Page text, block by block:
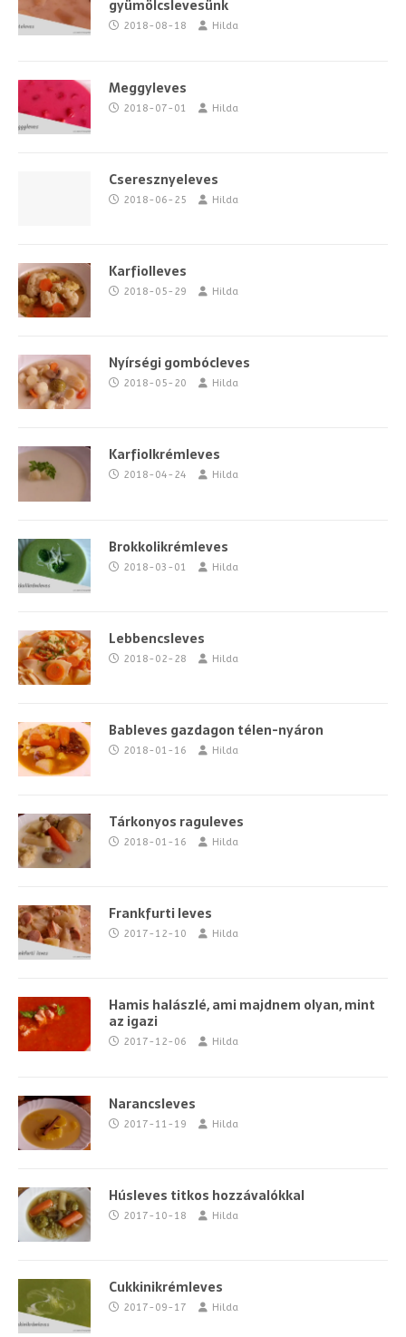
gyümölcslevesünk
2018-08-18 Hilda
Meggyleves
2018-07-01 Hilda
Cseresznyeleves
2018-06-25 Hilda
Karfiolleves
2018-05-29 Hilda
Nyírségi gombócleves
2018-05-20 Hilda
Karfiolkrémleves
2018-04-24 Hilda
Brokkolikrémleves
2018-03-01 Hilda
Lebbencsleves
2018-02-28 Hilda
Bableves gazdagon télen-nyáron
2018-01-16 Hilda
Tárkonyos raguleves
2018-01-16 Hilda
Frankfurti leves
2017-12-10 Hilda
Hamis halászlé, ami majdnem olyan, mint
az igazi
2017-12-06 Hilda
Narancsleves
2017-11-19 Hilda
Húsleves titkos hozzávalókkal
2017-10-18 Hilda
Cukkinikrémleves
2017-09-17 Hilda